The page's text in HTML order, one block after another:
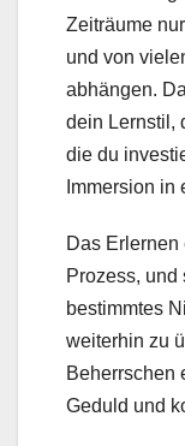
Zeiträume
und von
abhängen.
dein Lernstil,
die du
Immersion
Das
Prozess, und
bestimmtes
weiterhin zu
Beherrschen
Geduld und